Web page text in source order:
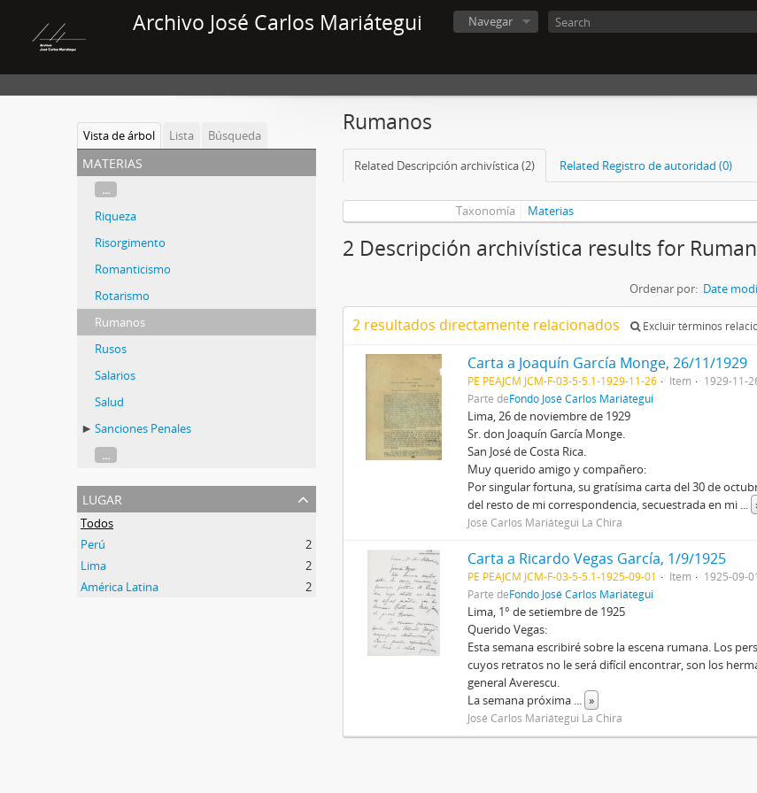
Archivo José Carlos Mariátegui Navegar
Vista de árbol Lista Búsqueda
materias
...
Riqueza
Risorgimento
Romanticismo
Rotarismo
Rumanos
Rusos
Salarios
Salud
Sanciones Penales
...
lugar
Todos
Perú
2
Lima
2
América Latina
2
Rumanos
Related Descripción archivística (2) Related Registro de autoridad (0)
Taxonomía Materias
2 Descripción archivística results for
Ordenar por: Date
2 resultados directamente relacionados Excluir términos
Carta a Joaquín García Monge, 26/11/1929
PE PEAJCM JCM-F-03-5-5.1-1929-11-26 Item
1929-11-
Parte deFondo José Carlos Mariátegui
Lima, 26 de noviembre de 1929
Sr. don Joaquín García Monge.
San José de Costa Rica.
Muy querido amigo y compañero:
Por singular fortuna, su gratísima carta del 30 de
del resto de mi correspondencia, secuestrada en mi ...
José Carlos Mariátegui La Chira
Carta a Ricardo Vegas García, 1/9/1925
PE PEAJCM JCM-F-03-5-5.1-1925-09-01 Item
1925-09-01
Parte deFondo José Carlos Mariátegui
Lima, 1° de setiembre de 1925
Querido Vegas:
Esta semana escribiré sobre la escena rumana. Los
cuyos retratos no le será difícil encontrar, son los
general Averescu.
La semana próxima ... »
José Carlos Mariátegui La Chira